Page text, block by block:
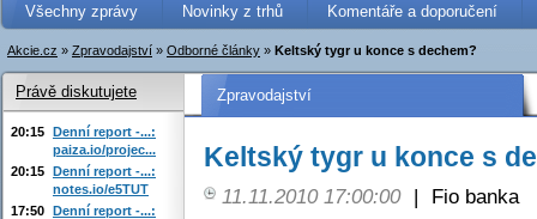
Všechny zprávy Novinky z trhů Komentáře a doporučení
Akcie.cz » Zpravodajství » Odborné články » Keltský tygr u konce s dechem?
Zpravodajství
Keltský tygr u konce s
11.11.2010 17:00:00 |
Fio banka
Právě diskutujete
20:15 Denní report -...:
paiza.io/projec...
20:15 Denní report -...:
notes.io/e5TUT
17:50 Denní report -...: